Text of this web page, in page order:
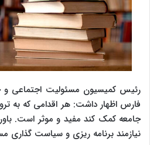
رئیس کمیسیون مسئولیت اجتماعی و
فارس اظهار داشت: هر اقدامی که به
جامعه کمک کند مفید و موثر است.
نیازمند برنامه ریزی و سیاست گذاری